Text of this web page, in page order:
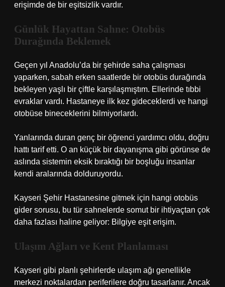
erişimde de bir eşitsizlik vardır.
Günlük Hayattan Sahne: Otobüs
Durağında Beklemek
Geçen yıl Anadolu’da bir şehirde saha çalışması
yaparken, sabah erken saatlerde bir otobüs durağında
bekleyen yaşlı bir çiftle karşılaşmıştım. Ellerinde tıbbi
evraklar vardı. Hastaneye ilk kez gideceklerdi ve hangi
otobüse bineceklerini bilmiyorlardı.
Yanlarında duran genç bir öğrenci yardımcı oldu, doğru
hattı tarif etti. O an küçük bir dayanışma gibi görünse de
aslında sistemin eksik bıraktığı bir boşluğu insanlar
kendi aralarında dolduruyordu.
Kayseri Şehir Hastanesine gitmek için hangi otobüs
gider sorusu, bu tür sahnelerde somut bir ihtiyaçtan çok
daha fazlası haline geliyor: Bilgiye eşit erişim.
Ulaşım Ağları ve Kent Planlaması
Kayseri gibi planlı şehirlerde ulaşım ağı genellikle
merkezi noktalardan periferilere doğru tasarlanır. Ancak